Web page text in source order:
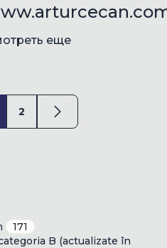
еще
2
171
B (actualizate în